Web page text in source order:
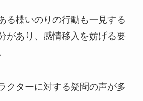
る楪いのりの行動も一見する
があり、感情移入を妨げる要
クターに対する疑問の声が多